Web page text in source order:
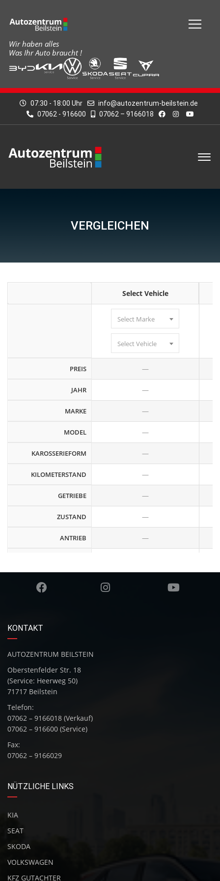
Wir haben alles
Was Ihr Auto braucht !
07:30 - 18:00 Uhr
info@autozentrum-beilstein.de
07062 - 916600
07062 – 9166018
VERGLEICHEN
Select Vehicle
Select Marke
Select Vehicle
PREIS —
JAHR —
MARKE —
MODEL —
KAROSSERIEFORM —
KILOMETERSTAND —
GETRIEBE —
ZUSTAND —
ANTRIEB —
TREIBSTOFFART
FUNKTIONEN UND
KONTAKT
AUTOZENTRUM BEILSTEIN
Oberstenfelder Str. 18
(Service: Heerweg 50)
71717 Beilstein
Telefon:
07062 – 9166018 (Verkauf)
07062 – 916600 (Service)
Fax:
07062 – 9166029
NÜTZLICHE LINKS
KIA
SEAT
SKODA
VOLKSWAGEN
KFZ GUTACHTER